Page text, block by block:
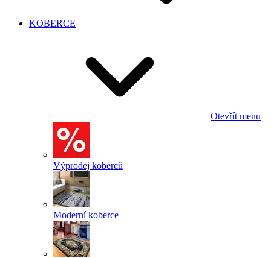
KOBERCE
Otevřít menu
Výprodej koberců
Moderní koberce